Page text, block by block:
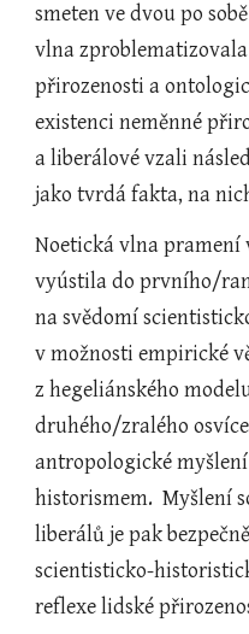
smeten ve dvou po
vlna
přirozenosti a
existenci neměnné
a liberálové vzali
jako tvrdá fakta, na
Noetická vlna pramení
vyústila do prvního/
na svědomí
v možnosti empirické
z hegeliánského
druhého/zralého
antropologické
historismem.  Myšlení
liberálů je pak
scientisticko-
reflexe lidské